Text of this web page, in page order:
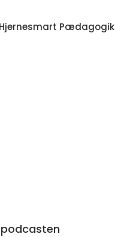
Pædagogik